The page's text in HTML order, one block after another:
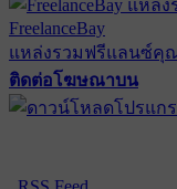
FreelanceBay
แหล่งรวมฟรีแลนซ์คุ
ติดต่อโฆษณาบน